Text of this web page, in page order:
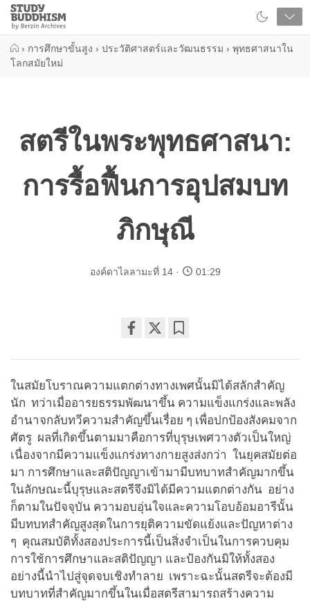
Close
Study
Buddhism
› การศึกษาขั้นสูง › ประวัติศาสตร์และวัฒนธรรม › พุทธศาสนาใน
โลกสมัยใหม่
สตรีในพระพุทธศาสนา:
การรื้อฟื้นการอุปสมบท
ภิกษุณี
องค์ดาไลลามะที่ 14 01:29
on
facebook
ในสมัยโบราณความแตกต่างทางเพศนั้นมิได้สลักสำคัญ
นัก ทว่าเมื่ออารยธรรมพัฒนาขึ้น ความแข็งแกร่งและพลัง
อำนาจกลับทวีความสำคัญขึ้นเรื่อย ๆ เพื่อปกป้องสังคมจาก
ศัตรู ผลที่เกิดขึ้นตามมาคือการที่บุรุษเพศวางตัวเป็นใหญ่
เนื่องจากมีความแข็งแกร่งทางกายสูงส่งกว่า ในยุคสมัยต่อ
มา การศึกษาและสติปัญญาเข้ามามีบทบาทสำคัญมากขึ้น
ในลักษณะนี้บุรุษและสตรีจึงมิได้มีความแตกต่างกัน อย่าง
ก็ตามในปัจจุบัน ความอบอุ่นใจและความโอบอ้อมอารีนั้น
มีบทบทสำคัญสูงสุดในการยุติความขัดแย้งและปัญหาต่าง
ๆ คุณสมบัติทั้งสองประการนี้เป็นสิ่งจำเป็นในการควบคุม
การใช้การศึกษาและสติปัญญา และป้องกันมิให้ทั้งสอง
อย่างนี้นำไปสู่จุดจบเชิงทำลาย เพราะฉะนั้นสตรีจะต้องมี
บทบาทที่สำคัญมากขึ้นในเมื่อสตรีสามารถสร้างความ